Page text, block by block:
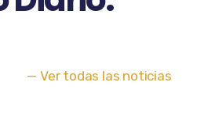
— Ver todas las noticias